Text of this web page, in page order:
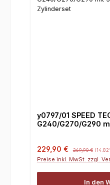
y0797/01 SPEED
G240/G270/G290
Verkaufspreis:
229,90 € 269,90 €
Preise inkl. MwSt. zzgl.
In den